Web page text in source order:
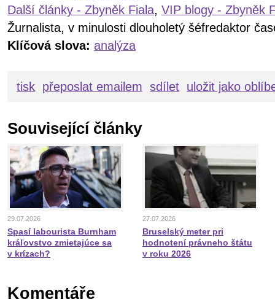
Další články - Zbyněk Fiala, VIP blogy - Zbyněk
Žurnalista, v minulosti dlouholetý šéfredaktor
Klíčová slova: analýza
tisk přeposlat emailem sdílet uložit jako
Související články
29.07.2026
Spasí labourista Burnham
kráľovstvo zmietajúce sa
v krízach?
27.07.2026
Bruselský meter pri
hodnotení právneho štátu
v roku 2026
Komentáře